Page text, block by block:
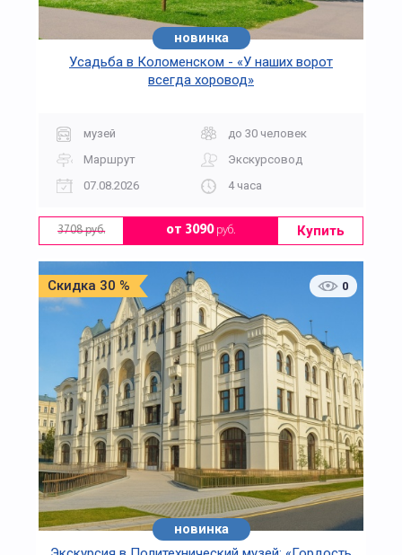
новинка
Усадьба в Коломенском - «У наших ворот
всегда хоровод»
музей
до 30 человек
Маршрут
Экскурсовод
07.08.2026
4 часа
3708 руб. от 3090руб. Купить
Скидка 30 % 0
новинка